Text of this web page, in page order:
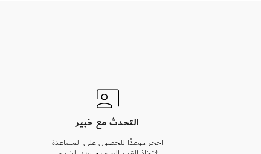
التحدث مع خبير
احجز موعدًا للحصول على المساعدة